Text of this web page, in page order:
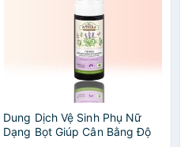
Dung Dịch Vệ Sinh Phụ Nữ
Dạng Bọt Giúp Cân Bằng Độ